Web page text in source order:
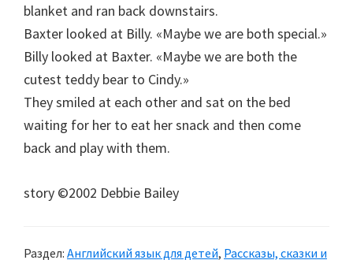
blanket and ran back downstairs.
Baxter looked at Billy. «Maybe we are both special.»
Billy looked at Baxter. «Maybe we are both the
cutest teddy bear to Cindy.»
They smiled at each other and sat on the bed
waiting for her to eat her snack and then come
back and play with them.
story ©2002 Debbie Bailey
Раздел: Английский язык для детей, Рассказы, сказки и